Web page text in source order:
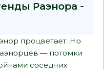
Раэнора -
процветает. Но
— потомки
соседних